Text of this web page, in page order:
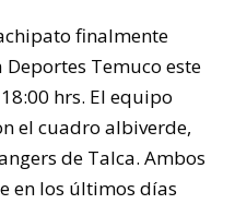
finalmente
Deportes Temuco este
hrs. El equipo
el cuadro albiverde,
de Talca. Ambos
en los últimos días